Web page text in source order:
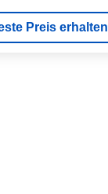
Preis erhalten